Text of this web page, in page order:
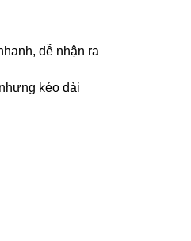
dễ nhận ra
kéo dài